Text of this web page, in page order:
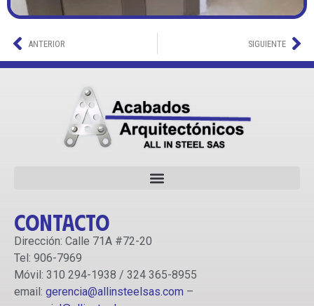
ANTERIOR SIGUIENTE
Contacto
Dirección: Calle 71A #72-20
Tel: 906-7969
Móvil: 310 294-1938 / 324 365-8955
email: gerencia@allinsteelsas.com –